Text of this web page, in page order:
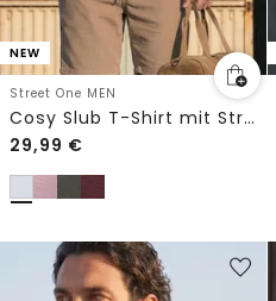
NEW
Street One MEN
Cosy Slub T-Shirt mit Struktur
29,99 €